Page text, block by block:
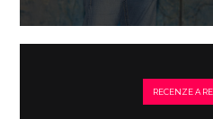
RECENZE A